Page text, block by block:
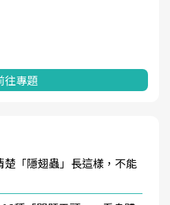
往專題
楚「隱翅蟲」長這樣，不能